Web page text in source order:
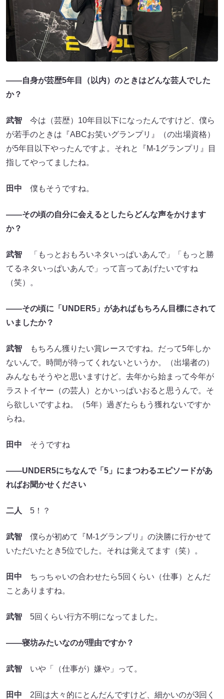
――自身が芸歴5年目（以内）のときはどんな芸人でした
か？
武智 今は（芸歴）10年目以下になったんですけど、僕ら
が若手のときは『ABCお笑いグランプリ』（の出場資格）
が5年目以下やったんですよ。それと『M-1グランプリ』目
指してやってましたね。
田中 僕もそうですね。
――その頃の自分に会えるとしたらどんな声をかけます
か？
武智 「もっとおもろいネタいっぱいあんで」「もっと勝
てるネタいっぱいあんで」って言ってあげたいですね
（笑）。
――その頃に「UNDER5」があればもちろん目標にされて
いましたか？
武智 もちろん獲りたい賞レースですね。だって5年しか
ないんで。時間が待ってくれないというか。（出場者の）
みんなもそうやと思いますけど。去年から始まって今年が
ラストイヤー（の芸人）とかいっぱいおると思うんで。そ
ら欲しいですよね。（5年）過ぎたらもう獲れないですか
らね。
田中 そうですね
――UNDER5にちなんで「5」にまつわるエピソードがあ
ればお聞かせください
二人 5！？
武智 僕らが初めて『M-1グランプリ』の決勝に行かせて
いただいたとき5位でした。それは覚えてます（笑）。
田中 ちっちゃいの合わせたら5回くらい（仕事）とんだ
ことありますね。
武智 5回くらい行方不明になってました。
――寝坊みたいなのが理由ですか？
武智 いや「（仕事が）嫌や」って。
田中 2回は大々的にとんだんですけど、細かいのが3回く